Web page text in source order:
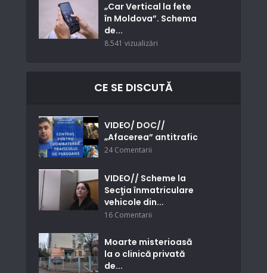
„Car Vertical la fete
în Moldova”. Schema
de...
8.541 vizualizări
CE SE DISCUTĂ
VIDEO/ DOC//
„Afacerea” antitrafic
24 Comentarii
VIDEO// Scheme la
Secţia înmatriculare
vehicole din...
16 Comentarii
Moarte misterioasă
la o clinică privată
de...